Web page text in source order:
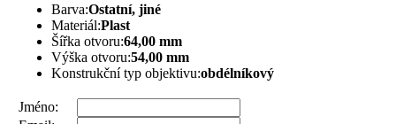
Barva:Ostatní, jiné
Materiál:Plast
Šířka otvoru:64,00 mm
Výška otvoru:54,00 mm
Konstrukční typ objektivu:obdélníkový
Jméno: